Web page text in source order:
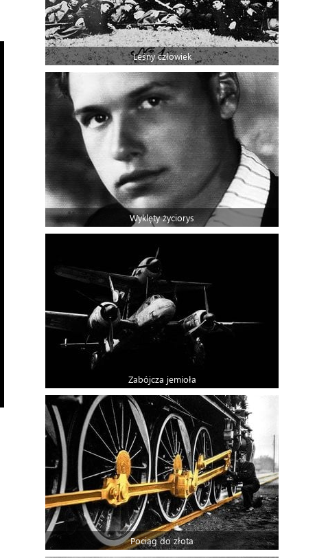
Leśny człowiek
Wyklęty życiorys
Zabójcza jemioła
Pociąg do złota